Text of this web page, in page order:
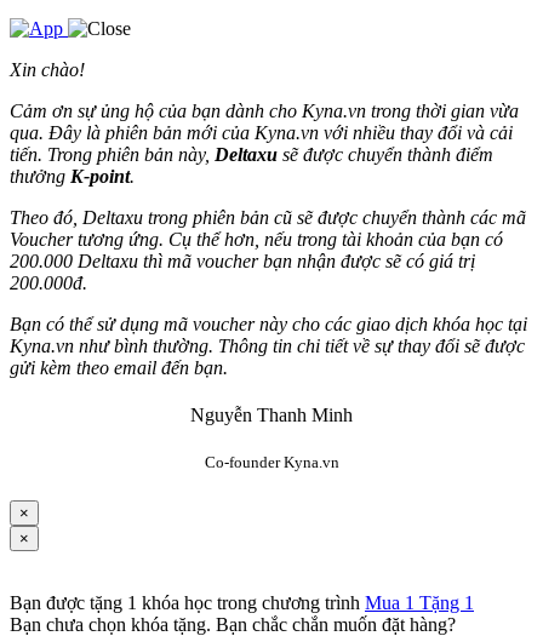
Xin chào!
Cảm ơn sự ủng hộ của bạn dành cho Kyna.vn trong thời gian vừa
qua. Đây là phiên bản mới của Kyna.vn với nhiều thay đổi và cải
tiến. Trong phiên bản này, Deltaxu sẽ được chuyển thành điểm
thưởng K-point.
Theo đó, Deltaxu trong phiên bản cũ sẽ được chuyển thành các mã
Voucher tương ứng. Cụ thể hơn, nếu trong tài khoản của bạn có
200.000 Deltaxu thì mã voucher bạn nhận được sẽ có giá trị
200.000đ.
Bạn có thể sử dụng mã voucher này cho các giao dịch khóa học tại
Kyna.vn như bình thường. Thông tin chi tiết về sự thay đổi sẽ được
gửi kèm theo email đến bạn.
Nguyễn Thanh Minh
Co-founder Kyna.vn
×
×
Bạn được tặng 1 khóa học trong chương trình Mua 1 Tặng 1
Bạn chưa chọn khóa tặng. Bạn chắc chắn muốn đặt hàng?